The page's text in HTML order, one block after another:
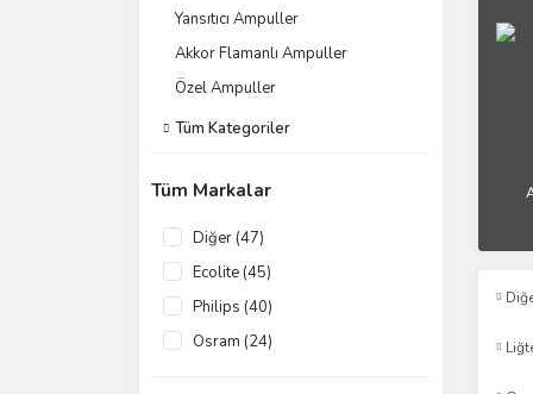
Yansıtıcı Ampuller
Akkor Flamanlı Ampuller
Özel Ampuller
Tüm Kategoriler
Tüm Markalar
Diğer (47)
Ecolite (45)
Philips (40)
Osram (24)